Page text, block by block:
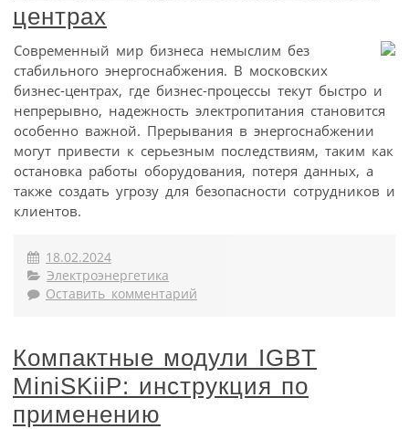
центрах
Современный мир бизнеса немыслим без
стабильного энергоснабжения. В московских
бизнес-центрах, где бизнес-процессы текут быстро и
непрерывно, надежность электропитания становится
особенно важной. Прерывания в энергоснабжении
могут привести к серьезным последствиям, таким как
остановка работы оборудования, потеря данных, а
также создать угрозу для безопасности сотрудников и
клиентов.
18.02.2024
Электроэнергетика
Оставить комментарий
Компактные модули IGBT
MiniSKiiP: инструкция по
применению